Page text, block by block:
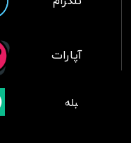
آپارات
​بلبله​​​​​​​بله